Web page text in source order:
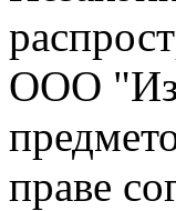
ООО
праве